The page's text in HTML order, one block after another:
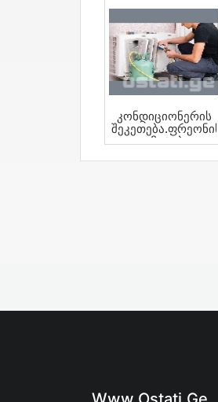
Კონდიციონერის
Შეკეთება.ფრეონის
Დამატება.